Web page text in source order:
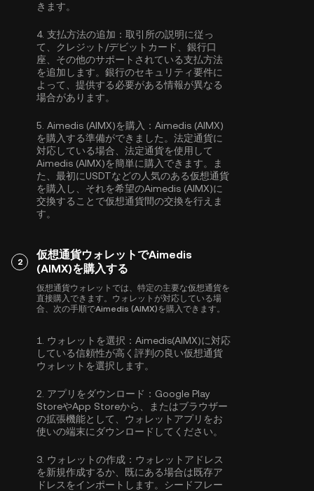
きます。
4. 支払方法の追加： 取引所の説明に従っ
て、クレジット/デビットカード、銀行口
座、その他のサポートされている支払方法
を追加します。銀行のセキュリティ要件に
よって、提供する必要がある情報が異なる
場合があります。
5. Aimedis (AIMX)を購入： Aimedis (AIMX)
を購入する準備ができました。法定通貨に
対応している場合、法定通貨を使用して
Aimedis (AIMX)を簡単に購入できます。ま
た、最初にUSDTなどの人気のある仮想通貨
を購入し、それを希望のAimedis (AIMX)に
交換することで仮想通貨間の交換を行えま
す。
2
仮想通貨ウォレットでAimedis
(AIMX)を購入する
仮想通貨ウォレットでは、特定の主要な仮想通貨を
直接購入できます。ウォレットが対応している場
合、次の手順でAimedis (AIMX)を購入できます。
1. ウォレットを選択： Aimedis(AIMX)に対応
している信頼性が高く評判の良い仮想通貨
ウォレットを選択します。
2. アプリをダウンロード： Google Play
StoreやApp Storeから、またはブラウザー
の拡張機能として、ウォレットアプリをお
使いの端末にダウンロードしてください。
3. ウォレットの作成： ウォレットアドレス
を新規作成するか、既にある場合は既存ア
ドレスをインポートします。シードフレー